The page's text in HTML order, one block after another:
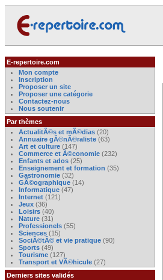
E-repertoire.com
Mon compte
Inscription
Proposer un site
Proposer une catégorie
Contactez-nous
Nous soutenir
Par thèmes
ActualitÃ©s et mÃ©dias (20)
Annuaire gÃ©nÃ©raliste (63)
Art et culture (147)
Commerce et Ã©conomie (232)
Enfants et ados (25)
Enseignement et formation (35)
Gastronomie (32)
GÃ©ographique (14)
Informatique (47)
Internet (121)
Jeux (36)
Loisirs (40)
Nature (31)
Professionels (55)
Sciences (15)
SociÃ©tÃ© et vie pratique (90)
Sports (49)
Tourisme (127)
Transport et VÃ©hicule (27)
Derniers sites validés